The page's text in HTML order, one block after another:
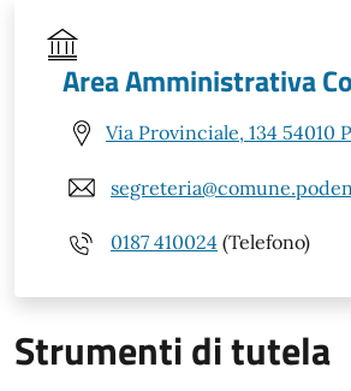
Area Amministrativa
Via Provinciale, 134 54010
0187 410024 (Telefono)
Strumenti di tutela